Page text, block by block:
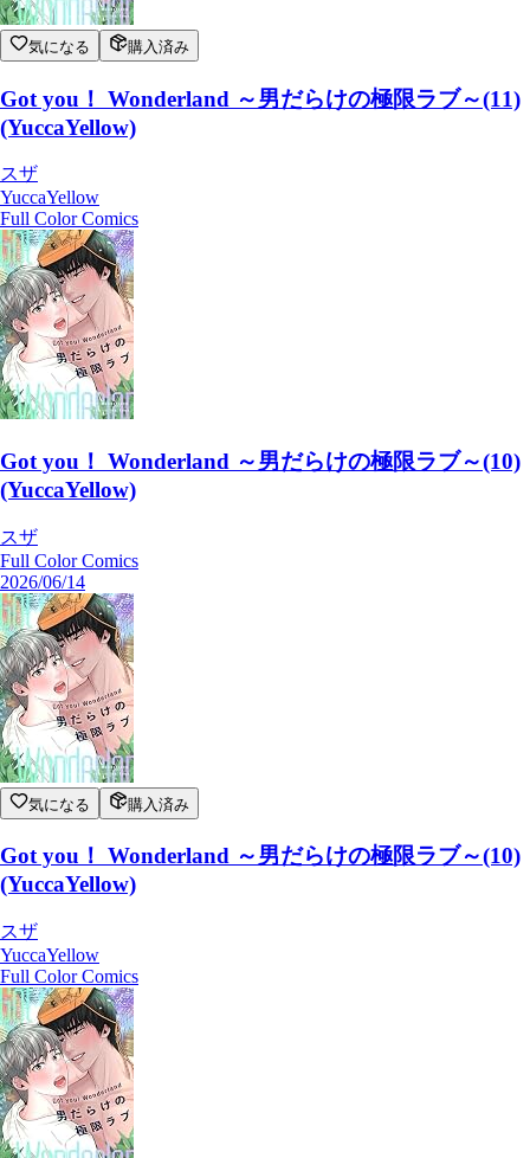
気になる 購入済み
Got you！ Wonderland ～男だらけの極限ラブ～(11)
(YuccaYellow)
スザ
YuccaYellow
Full Color Comics
Got you！ Wonderland ～男だらけの極限ラブ～(10)
(YuccaYellow)
スザ
Full Color Comics
2026/06/14
気になる 購入済み
Got you！ Wonderland ～男だらけの極限ラブ～(10)
(YuccaYellow)
スザ
YuccaYellow
Full Color Comics